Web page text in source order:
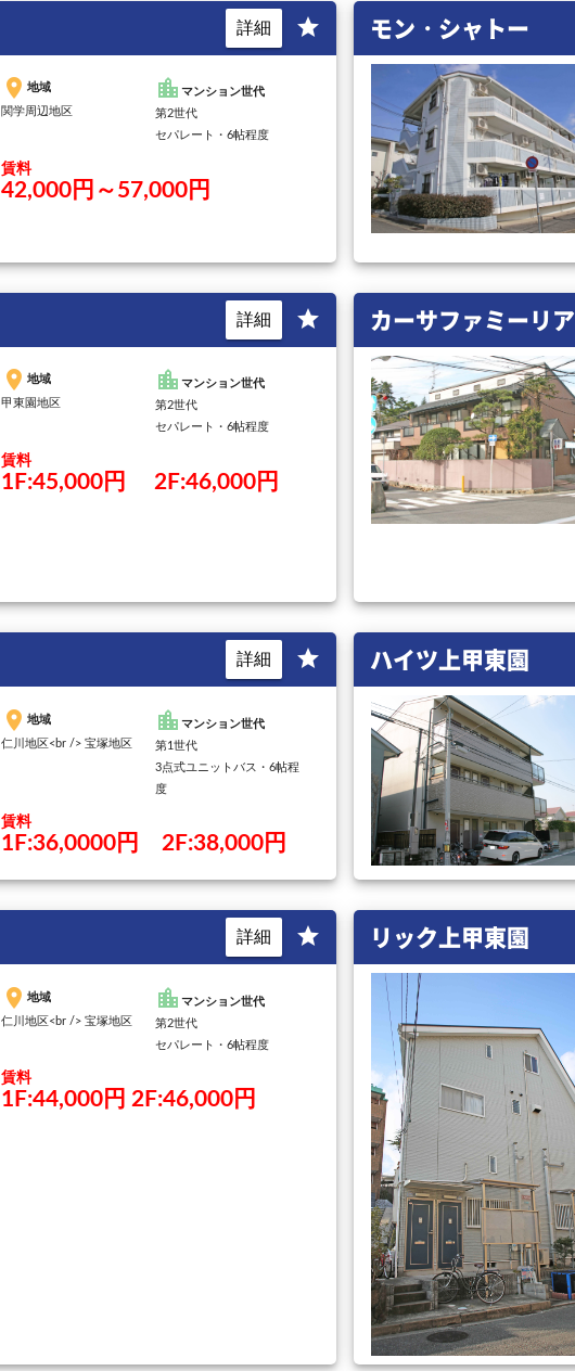
star
詳細
place 地域
関学周辺地区
location_cityマンション世代
第2世代
セパレート・6帖程度
賃料
42,000円～57,000円
モン・シャトー
star
詳細
place 地域
甲東園地区
location_cityマンション世代
第2世代
セパレート・6帖程度
賃料
1F:45,000円 2F:46,000円
カーサファミーリア
star
詳細
place 地域
仁川地区<br /> 宝塚地区
location_cityマンション世代
第1世代
3点式ユニットバス・6帖程
度
賃料
1F:36,0000円 2F:38,000円
ハイツ上甲東園
star
詳細
place 地域
仁川地区<br /> 宝塚地区
location_cityマンション世代
第2世代
セパレート・6帖程度
賃料
1F:44,000円 2F:46,000円
リック上甲東園